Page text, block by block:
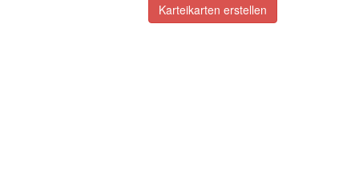
Karteikarten erstellen